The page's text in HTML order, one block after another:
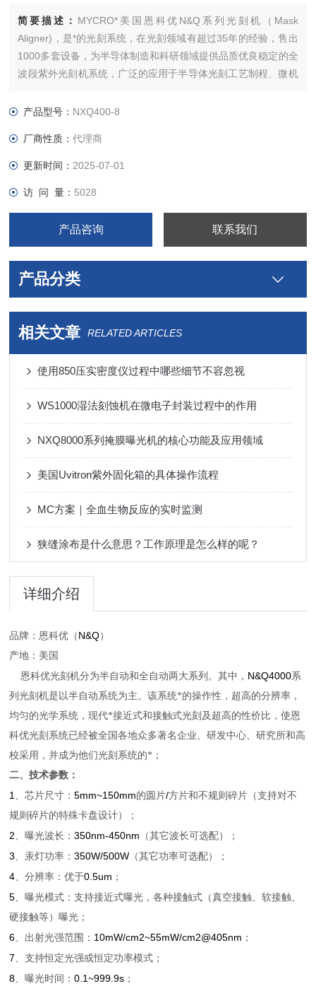
简要描述： MYCRO*美国恩科优N&Q系列光刻机（Mask
Aligner)，是*的光刻系统，在光刻领域有超过35年的经验，售出
1000多套设备，为半导体制造和科研领域提供品质优良稳定的全
波段紫外光刻机系统，广泛的应用于半导体光刻工艺制程、微机
件、纳米科技、显示面板LCD、光电器件、奈米压印以及电子封
产品型号： NXQ400-8
厂商性质：代理商
更新时间： 2025-07-01
访 问 量： 5028
产品咨询 联系我们
产品分类
相关文章 RELATED ARTICLES
使用850压实密度仪过程中哪些细节不容忽视
WS1000湿法刻蚀机在微电子封装过程中的作用
NXQ8000系列掩膜曝光机的核心功能及应用领域
美国Uvitron紫外固化箱的具体操作流程
MC方案｜全血生物反应的实时监测
狭缝涂布是什么意思？工作原理是怎么样的呢？
详细介绍
品牌：恩科优（ N&Q）
产地：美国
恩科优光刻机分为半自动和全自动两大系列。其中， N&Q4000系
列光刻机是以半自动系统为主。该系统*的操作性，超高的分辨率，
均匀的光学系统，现代*接近式和接触式光刻及超高的性价比，使恩
科优光刻系统已经被全国各地众多著名企业、研发中心、研究所和高
校采用，并成为他们光刻系统的*；
二、技术参数：
1 、芯片尺寸：5mm~150mm的圆片/方片和不规则碎片（支持对不
规则碎片的特殊卡盘设计）；
2、曝光波长：350nm-450nm （其它波长可选配）；
3、汞灯功率：350W/500W （其它功率可选配）；
4、分辨率：优于0.5um ；
5、曝光模式：支持接近式曝光，各种接触式（真空接触、软接触、
硬接触等）曝光；
6、出射光强范围： 10mW/cm2~55mW/cm2@405nm ；
7、支持恒定光强或恒定功率模式；
8、曝光时间：0.1~999.9s ；